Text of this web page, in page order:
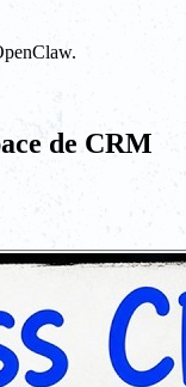
de CRM